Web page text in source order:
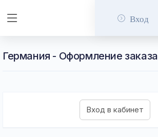
Вход
Германия - Оформление заказа